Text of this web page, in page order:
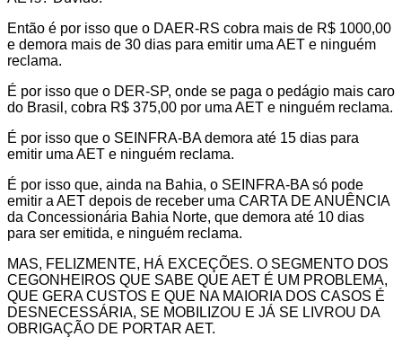
Então é por isso que o DAER-RS cobra mais de R$ 1000,00
e demora mais de 30 dias para emitir uma AET e ninguém
reclama.
É por isso que o DER-SP, onde se paga o pedágio mais caro
do Brasil, cobra R$ 375,00 por uma AET e ninguém reclama.
É por isso que o SEINFRA-BA demora até 15 dias para
emitir uma AET e ninguém reclama.
É por isso que, ainda na Bahia, o SEINFRA-BA só pode
emitir a AET depois de receber uma CARTA DE ANUÊNCIA
da Concessionária Bahia Norte, que demora até 10 dias
para ser emitida, e ninguém reclama.
MAS, FELIZMENTE, HÁ EXCEÇÕES. O SEGMENTO DOS
CEGONHEIROS QUE SABE QUE AET É UM PROBLEMA,
QUE GERA CUSTOS E QUE NA MAIORIA DOS CASOS É
DESNECESSÁRIA, SE MOBILIZOU E JÁ SE LIVROU DA
OBRIGAÇÃO DE PORTAR AET.